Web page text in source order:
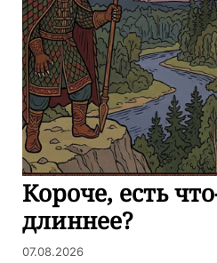
Короче, есть
длиннее?
07.08.2026